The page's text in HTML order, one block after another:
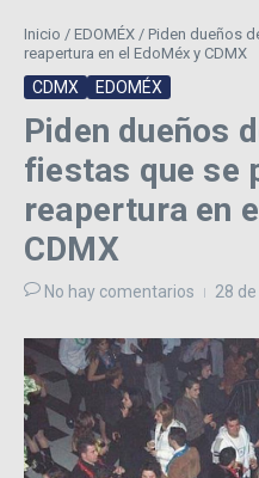
Inicio / EDOMÉX / Piden dueños
reapertura en el EdoMéx y CDMX
CDMX EDOMÉX
Piden dueños
fiestas que se
reapertura en
CDMX
No hay comentarios 28